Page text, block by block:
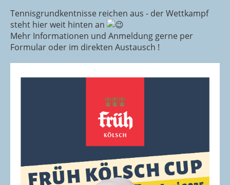
Tennisgrundkentnisse reichen aus - der Wettkampf
steht hier weit hinten an
Mehr Informationen und Anmeldung gerne per
Formular oder im direkten Austausch !